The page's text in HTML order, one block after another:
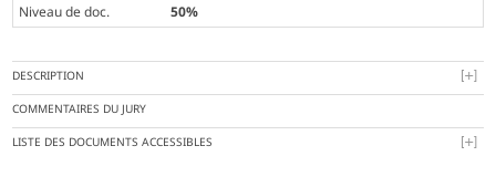
Niveau de doc.
50%
DESCRIPTION
COMMENTAIRES DU JURY
LISTE DES DOCUMENTS ACCESSIBLES